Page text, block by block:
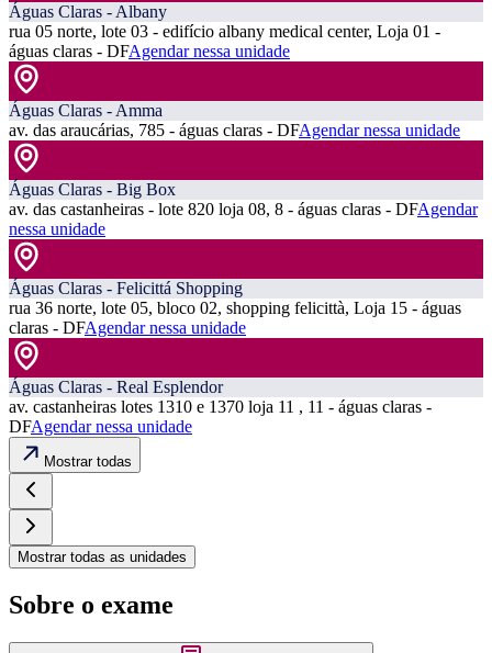
Águas Claras - Albany
rua 05 norte, lote 03 - edifício albany medical center, Loja 01 -
águas claras - DFAgendar nessa unidade
Águas Claras - Amma
av. das araucárias, 785 - águas claras - DFAgendar nessa unidade
Águas Claras - Big Box
av. das castanheiras - lote 820 loja 08, 8 - águas claras - DFAgendar
nessa unidade
Águas Claras - Felicittá Shopping
rua 36 norte, lote 05, bloco 02, shopping felicittà, Loja 15 - águas
claras - DFAgendar nessa unidade
Águas Claras - Real Esplendor
av. castanheiras lotes 1310 e 1370 loja 11 , 11 - águas claras -
DFAgendar nessa unidade
Mostrar todas
Mostrar todas as unidades
Sobre o exame